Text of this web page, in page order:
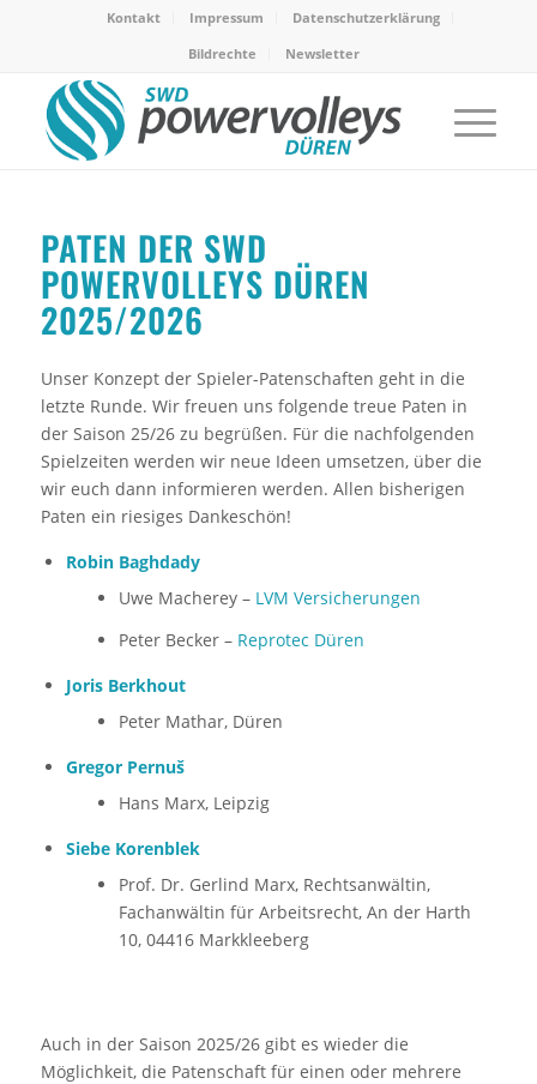
Kontakt Impressum
Datenschutzerklärung
Bildrechte
Newsletter
PATEN DER SWD
POWERVOLLEYS DÜREN
2025/2026
Unser Konzept der Spieler-Patenschaften geht in die
letzte Runde. Wir freuen uns folgende treue Paten in
der Saison 25/26 zu begrüßen. Für die nachfolgenden
Spielzeiten werden wir neue Ideen umsetzen, über die
wir euch dann informieren werden. Allen bisherigen
Paten ein riesiges Dankeschön!
Robin Baghdady
Uwe Macherey – LVM Versicherungen
Peter Becker – Reprotec Düren
Joris Berkhout
Peter Mathar, Düren
Gregor Pernuš
Hans Marx, Leipzig
Siebe Korenblek
Prof. Dr. Gerlind Marx, Rechtsanwältin,
Fachanwältin für Arbeitsrecht, An der Harth
10, 04416 Markkleeberg
Auch in der Saison 2025/26 gibt es wieder die
Möglichkeit, die Patenschaft für einen oder mehrere